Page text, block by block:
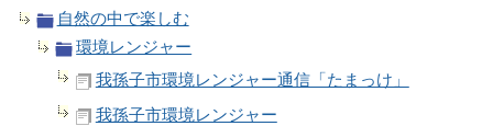
自然の中で楽しむ
環境レンジャー
我孫子市環境レンジャー通信「たまっけ」
我孫子市環境レンジャー